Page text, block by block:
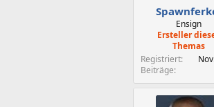
Ensign
Ersteller
Themas
Registriert
Beiträge